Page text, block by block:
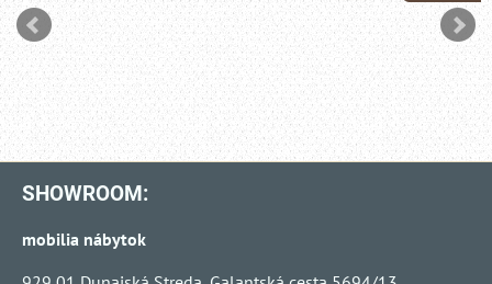
SHOWROOM:
mobilia nábytok